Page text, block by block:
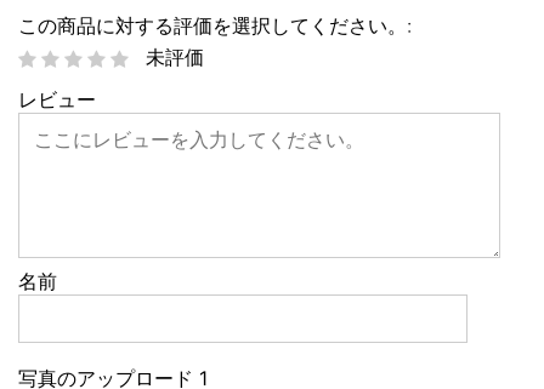
この商品に対する評価を選択してください。:
未評価
レビュー
名前
写真のアップロード 1